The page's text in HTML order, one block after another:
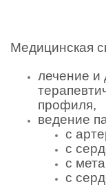
Медицинская
лечение и
профиля,
ведение
с
с
с
с